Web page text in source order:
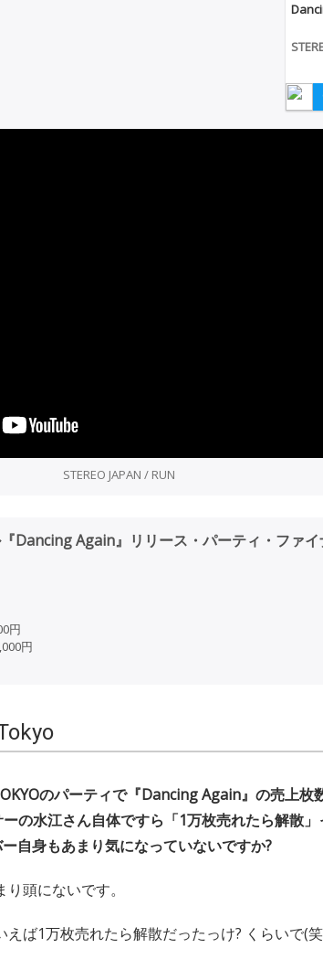
STEREO JAPAN / RUN
Dancing Again』リリース・パーティ・ファ
円
円
のパーティで『Dancing Again』の売上枚
の水江さん自体ですら「1万枚売れたら解散
自身もあまり気になっていないですか?
り頭にないです。
えば1万枚売れたら解散だったっけ? くらいで(